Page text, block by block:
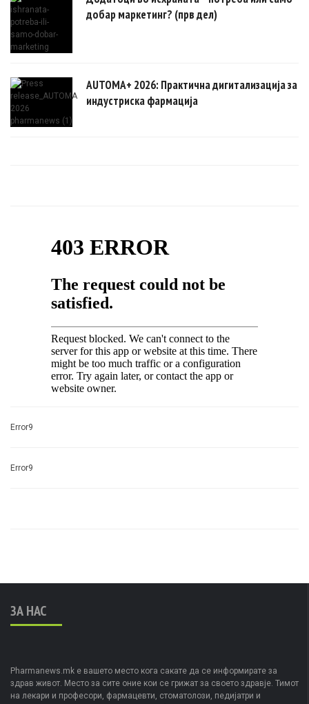
добар маркетинг? (прв дел)
AUTOMA+ 2026: Практична дигитализација за
индустриска фармација
Error9
Error9
ЗА НАС
Pharmanews.mk е вашето место кога сакате да се информирате за
здрав живот. Место за сите оние кои се грижат за своето здравје. Тимот
на лекари и професори, фармацевти, стоматолози, педијатри и